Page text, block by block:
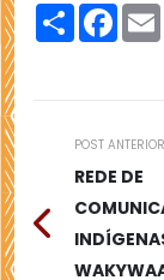
POST ANTERIOR
REDE DE